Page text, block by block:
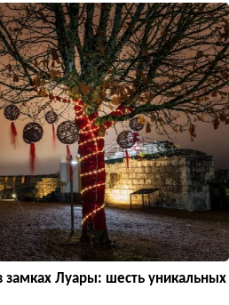
замках Луары: шесть уникальных